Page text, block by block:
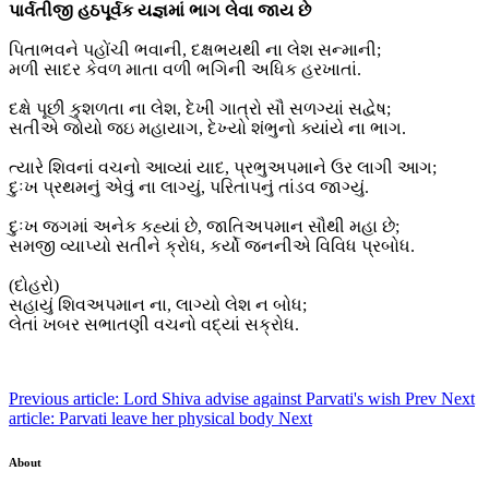
પાર્વતીજી હઠપૂર્વક યજ્ઞમાં ભાગ લેવા જાય છે
પિતાભવને પહોંચી ભવાની, દક્ષભયથી ના લેશ સન્માની;
મળી સાદર કેવળ માતા વળી ભગિની અધિક હરખાતાં.
દક્ષે પૂછી કુશળતા ના લેશ, દેખી ગાત્રો સૌ સળગ્યાં સદ્વેષ;
સતીએ જોયો જઇ મહાયાગ, દેખ્યો શંભુનો ક્યાંયે ના ભાગ.
ત્યારે શિવનાં વચનો આવ્યાં યાદ, પ્રભુઅપમાને ઉર લાગી આગ;
દુઃખ પ્રથમનું એવું ના લાગ્યું, પરિતાપનું તાંડવ જાગ્યું.
દુઃખ જગમાં અનેક કહ્યાં છે, જાતિઅપમાન સૌથી મહા છે;
સમજી વ્યાપ્યો સતીને ક્રોધ, કર્યો જનનીએ વિવિધ પ્રબોધ.
(દોહરો)
સહાયું શિવઅપમાન ના, લાગ્યો લેશ ન બોધ;
લેતાં ખબર સભાતણી વચનો વદ્યાં સક્રોધ.
Previous article: Lord Shiva advise against Parvati's wish Prev Next
article: Parvati leave her physical body Next
About